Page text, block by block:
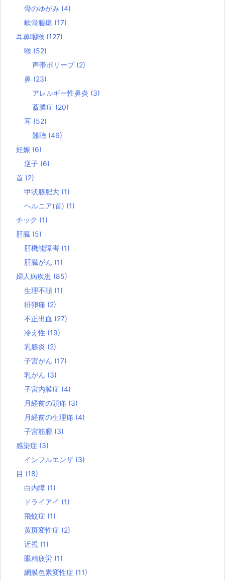
骨のゆがみ (4)
軟骨腫瘍 (17)
耳鼻咽喉 (127)
喉 (52)
声帯ポリープ (2)
鼻 (23)
アレルギー性鼻炎 (3)
蓄膿症 (20)
耳 (52)
難聴 (46)
妊娠 (6)
逆子 (6)
首 (2)
甲状腺肥大 (1)
ヘルニア(首) (1)
チック (1)
肝臓 (5)
肝機能障害 (1)
肝臓がん (1)
婦人病疾患 (85)
生理不順 (1)
排卵痛 (2)
不正出血 (27)
冷え性 (19)
乳腺炎 (2)
子宮がん (17)
乳がん (3)
子宮内膜症 (4)
月経前の頭痛 (3)
月経前の生理痛 (4)
子宮筋腫 (3)
感染症 (3)
インフルエンザ (3)
目 (18)
白内障 (1)
ドライアイ (1)
飛蚊症 (1)
黄斑変性症 (2)
近視 (1)
眼精疲労 (1)
網膜色素変性症 (11)